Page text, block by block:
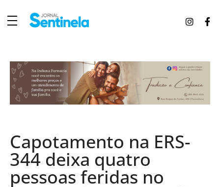
Capotamento na ERS-
344 deixa quatro
pessoas feridas no